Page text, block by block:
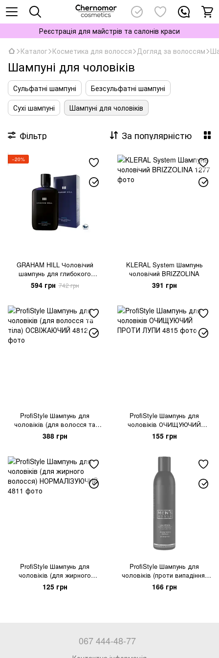
Реєстрація для майстрів та салонів краси
Каталог Косметика для волосся Догляд за волоссям
Шампуні для чоловіків
Сульфатні шампуні
Безсульфатні шампуні
Сухі шампуні
Шампуні для чоловіків
Фільтр За популярністю
−20%
GRAHAM HILL Чоловічий
шампунь для глибокого
очищення з активованим
вугіллям
594 грн 742 грн
KLERAL System Шампунь
чоловічий BRIZZOLINA
391 грн
ProfiStyle Шампунь для
чоловіків (для волосся та
тіла) ОСВІЖАЮЧИЙ
388 грн
ProfiStyle Шампунь для
чоловіків ОЧИЩУЮЧИЙ
ПРОТИ ЛУПИ
155 грн
ProfiStyle Шампунь для
чоловіків (для жирного
волосся) НОРМАЛІЗУЮЧИЙ
125 грн
ProfiStyle Шампунь для
чоловіків (проти випадіння)
ЗМІЦНЮЮЧИЙ
166 грн
067 444-48-77